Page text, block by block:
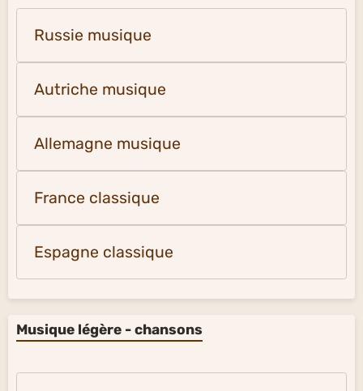
Russie musique
Autriche musique
Allemagne musique
France classique
Espagne classique
Musique légère - chansons